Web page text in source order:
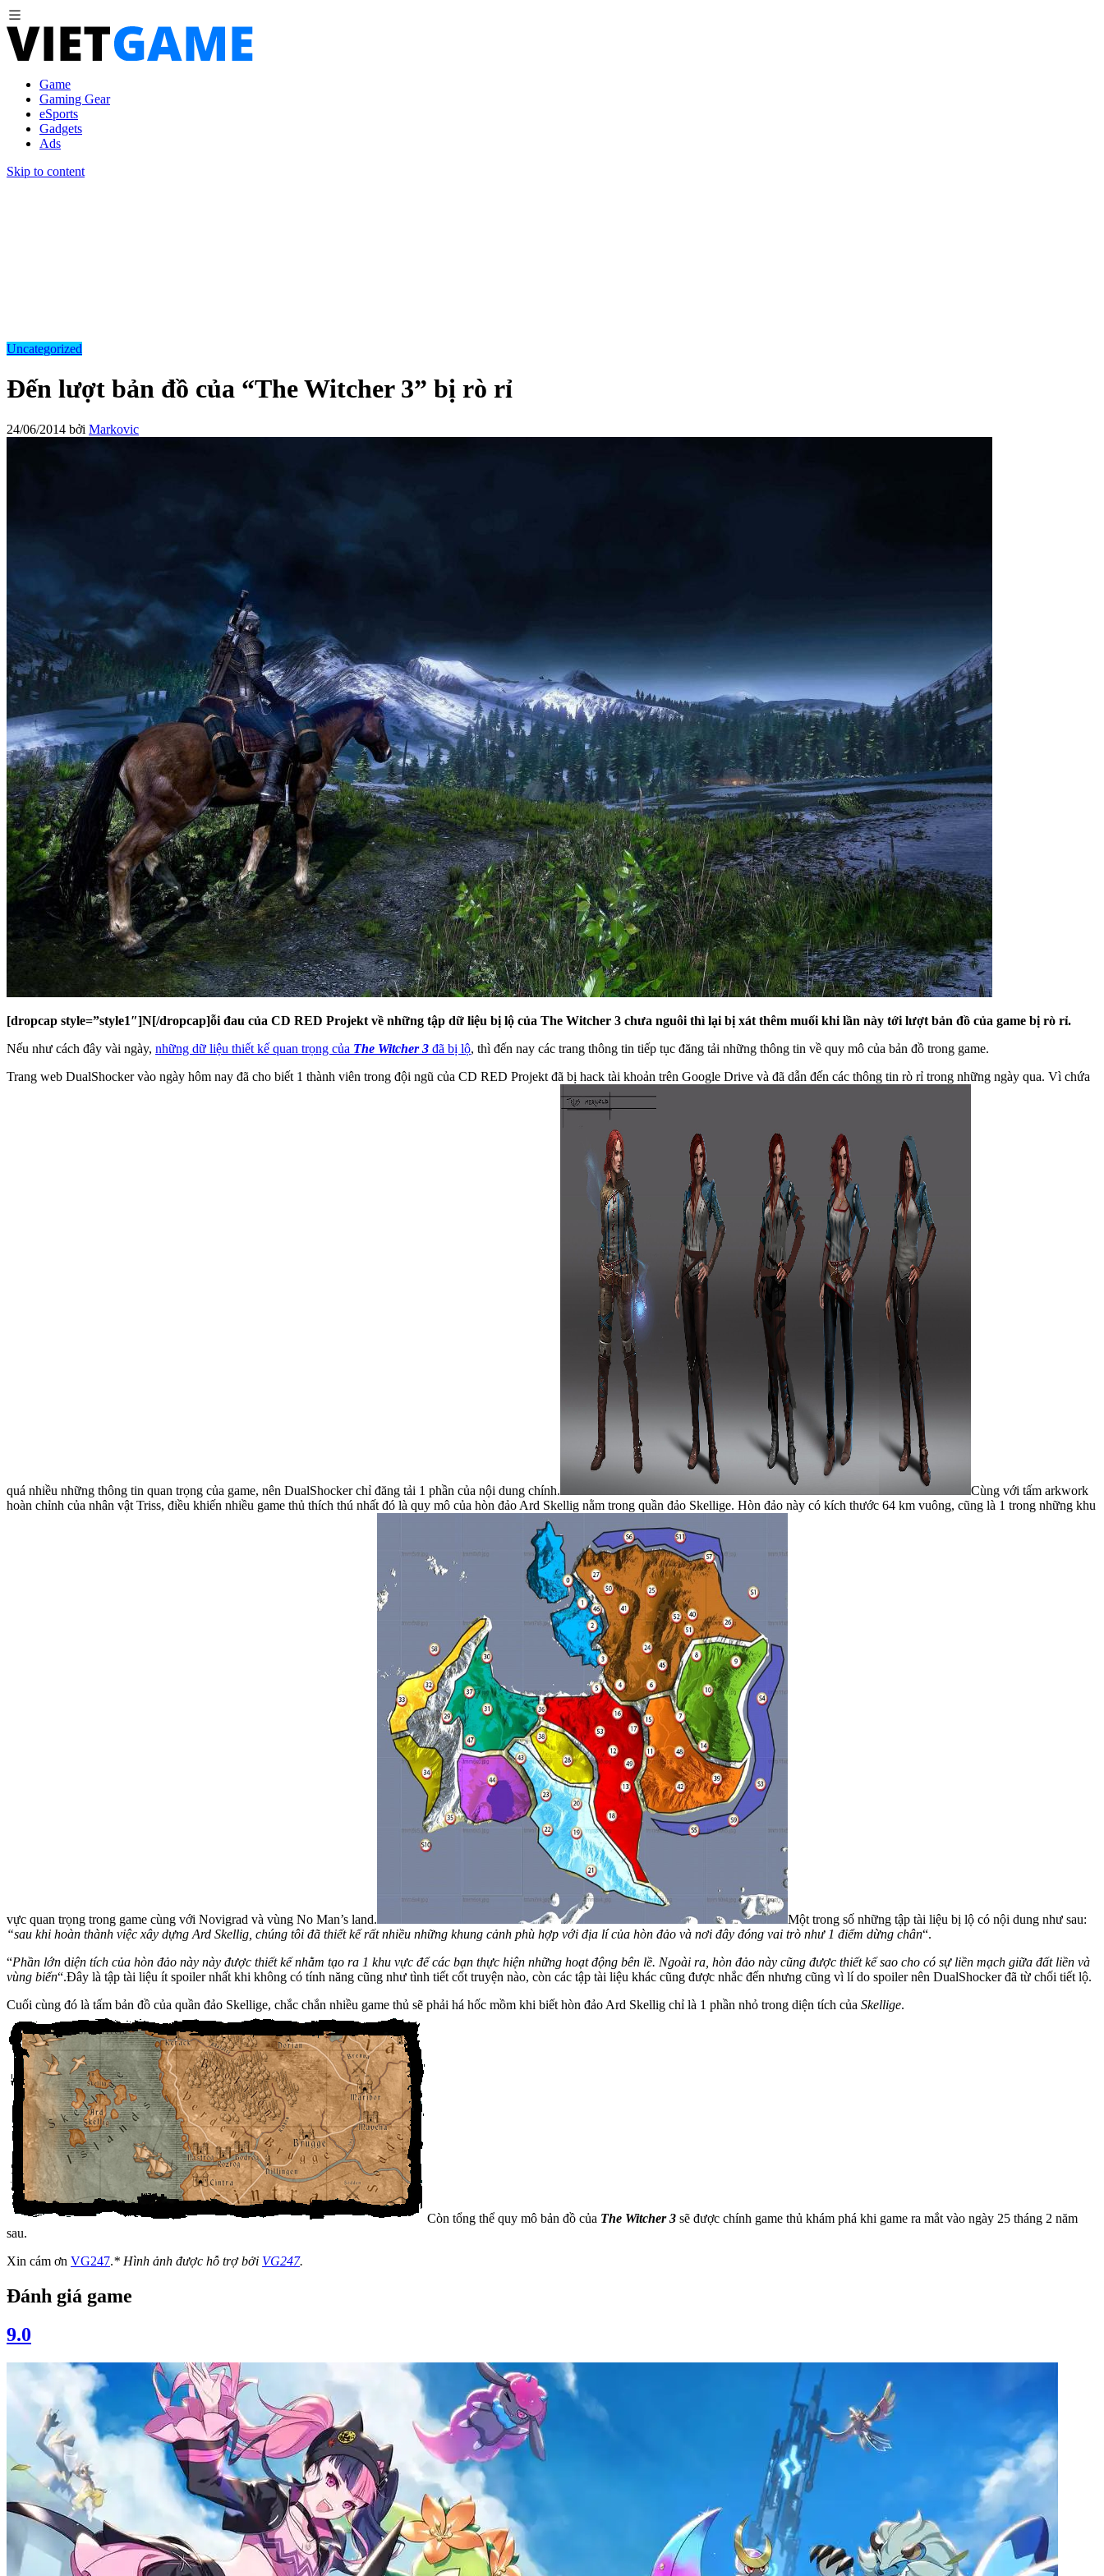
Game
Gaming Gear
eSports
Gadgets
Ads
Skip to content
Uncategorized
Đến lượt bản đồ của “The Witcher 3” bị rò rỉ
24/06/2014 bởi Markovic
[dropcap style=”style1″]N[/dropcap]ỗi đau của CD RED Projekt về những tập dữ liệu bị lộ của The Witcher 3 chưa nguôi thì lại bị xát thêm muối khi lần này tới lượt bản đồ của game bị rò rỉ.
Nếu như cách đây vài ngày, những dữ liệu thiết kế quan trọng của The Witcher 3 đã bị lộ, thì đến nay các trang thông tin tiếp tục đăng tải những thông tin về quy mô của bản đồ trong game.
Trang web DualShocker vào ngày hôm nay đã cho biết 1 thành viên trong đội ngũ của CD RED Projekt đã bị hack tài khoản trên Google Drive và đã dẫn đến các thông tin rò rỉ trong những ngày qua. Vì chứa
quá nhiều những thông tin quan trọng của game, nên DualShocker chỉ đăng tải 1 phần của nội dung chính.
Cùng với tấm arkwork
hoàn chỉnh của nhân vật Triss, điều khiến nhiều game thủ thích thú nhất đó là quy mô của hòn đảo Ard Skellig nằm trong quần đảo Skellige. Hòn đảo này có kích thước 64 km vuông, cũng là 1 trong những khu
vực quan trọng trong game cùng với Novigrad và vùng No Man’s land.
Một trong số những tập tài liệu bị lộ có nội dung như sau:
“sau khi hoàn thành việc xây dựng Ard Skellig, chúng tôi đã thiết kế rất nhiều những khung cảnh phù hợp với địa lí của hòn đảo và nơi đây đóng vai trò như 1 điểm dừng chân“.
“Phần lớn diện tích của hòn đảo này này được thiết kế nhằm tạo ra 1 khu vực để các bạn thực hiện những hoạt động bên lề. Ngoài ra, hòn đảo này cũng được thiết kế sao cho có sự liền mạch giữa đất liền và
vùng biển“.Đây là tập tài liệu ít spoiler nhất khi không có tính năng cũng như tình tiết cốt truyện nào, còn các tập tài liệu khác cũng được nhắc đến nhưng cũng vì lí do spoiler nên DualShocker đã từ chối tiết lộ.
Cuối cùng đó là tấm bản đồ của quần đảo Skellige, chắc chắn nhiều game thủ sẽ phải há hốc mồm khi biết hòn đảo Ard Skellig chỉ là 1 phần nhỏ trong diện tích của Skellige.
Còn tổng thể quy mô bản đồ của The Witcher 3 sẽ được chính game thủ khám phá khi game ra mắt vào ngày 25 tháng 2 năm
sau.
Xin cám ơn VG247.* Hình ảnh được hỗ trợ bởi VG247.
Đánh giá game
9.0